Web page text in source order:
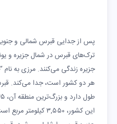
ترک‌های قبرس در شمال جزیره و
جزیره زندگی می‌کنند. مرزی به نام